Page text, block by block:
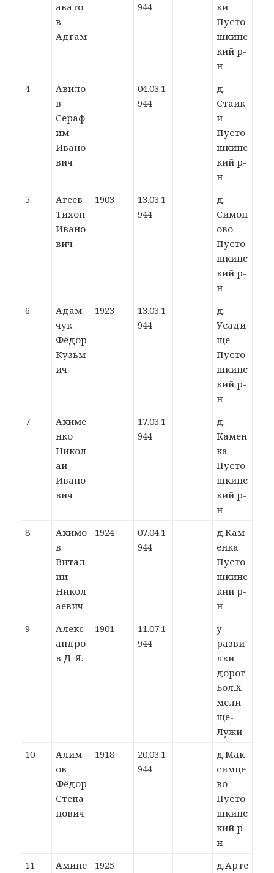
авато
в
Адгам
944
ки
Пусто
шкинс
кий р-
н
4
Авило
в
Сераф
им
Ивано
вич
04.03.1
944
д.
Стайк
и
Пусто
шкинс
кий р-
н
5
Агеев
Тихон
Ивано
вич
1903
13.03.1
944
д.
Симон
ово
Пусто
шкинс
кий р-
н
6
Адам
чук
Фёдор
Кузьм
ич
1923
13.03.1
944
д.
Усади
ще
Пусто
шкинс
кий р-
н
7
Акиме
нко
Никол
ай
Ивано
вич
17.03.1
944
д.
Камен
ка
Пусто
шкинс
кий р-
н
8
Акимо
в
Витал
ий
Никол
аевич
1924
07.04.1
944
д.Кам
енка
Пусто
шкинс
кий р-
н
9
Алекс
андро
в Д. Я.
1901
11.07.1
944
у
разви
лки
дорог
Бол.Х
мели
ще-
Лужи
10
Алим
ов
Фёдор
Степа
нович
1918
20.03.1
944
д.Мак
симце
во
Пусто
шкинс
кий р-
н
11
Амине 1925 д.Арте